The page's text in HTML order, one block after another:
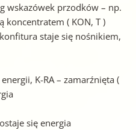
wskazówek przodków – np.
koncentratem ( KON, T )
staje się nośnikiem,
K-RA – zamarźnięta (
się energia